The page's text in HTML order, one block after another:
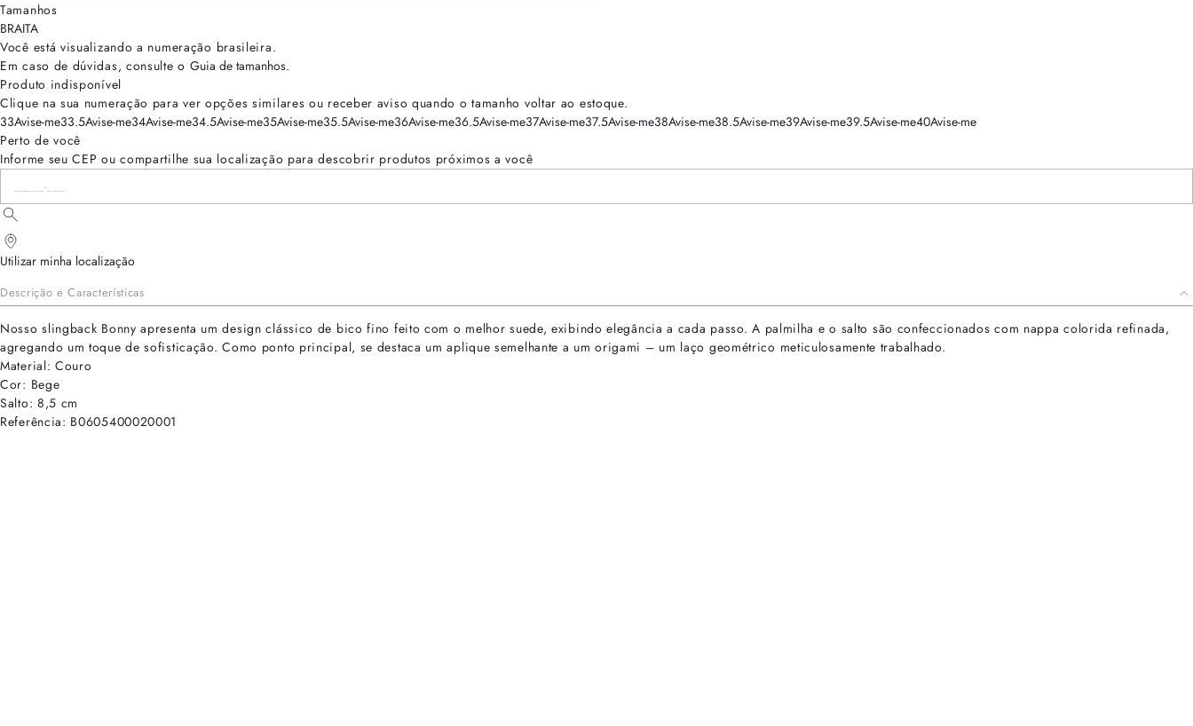
Tamanhos
BRAITA
Você está visualizando a numeração brasileira.
Em caso de dúvidas, consulte o Guia de tamanhos.
Produto indisponível
Clique na sua numeração para ver opções similares ou receber aviso quando o tamanho voltar ao estoque.
33Avise-me33.5Avise-me34Avise-me34.5Avise-me35Avise-me35.5Avise-me36Avise-me36.5Avise-me37Avise-me37.5Avise-me38Avise-me38.5Avise-me39Avise-me39.5Avise-me40Avise-me
Perto de você
Informe seu CEP ou compartilhe sua localização para descobrir produtos próximos a você
Utilizar minha localização
Descrição e Características
Nosso slingback Bonny apresenta um design clássico de bico fino feito com o melhor suede, exibindo elegância a cada passo. A palmilha e o salto são confeccionados com nappa colorida refinada,
agregando um toque de sofisticação. Como ponto principal, se destaca um aplique semelhante a um origami – um laço geométrico meticulosamente trabalhado.
Material: Couro
Cor: Bege
Salto: 8,5 cm
Referência: B0605400020001